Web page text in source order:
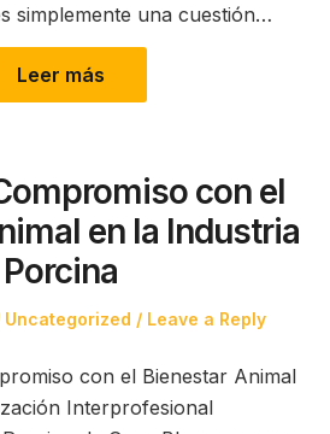
simplemente una cuestión…
Leer más
con el
en la Industria
Porcina
Posted
Uncategorized Leave a Reply
con el Bienestar Animal
Interprofesional